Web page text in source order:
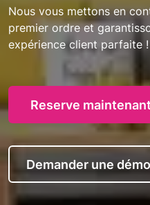
Nous vous mettons en
premier ordre et
expérience client parfaite !
Reserve maintenant
Demander une démo